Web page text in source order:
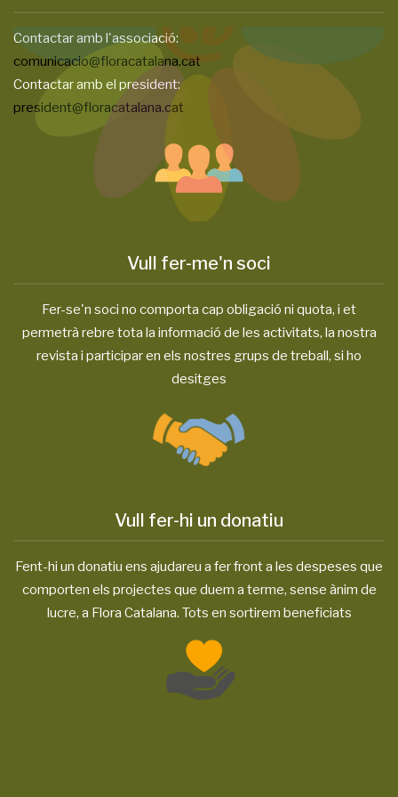
Contactar amb l'associació:
comunicacio@floracatalana.cat
Contactar amb el president:
president@floracatalana.cat
Vull fer-me'n soci
Fer-se'n soci no comporta cap obligació ni quota, i et
permetrà rebre tota la informació de les activitats, la nostra
revista i participar en els nostres grups de treball, si ho
desitges
Vull fer-hi un donatiu
Fent-hi un donatiu ens ajudareu a fer front a les despeses que
comporten els projectes que duem a terme, sense ànim de
lucre, a Flora Catalana. Tots en sortirem beneficiats